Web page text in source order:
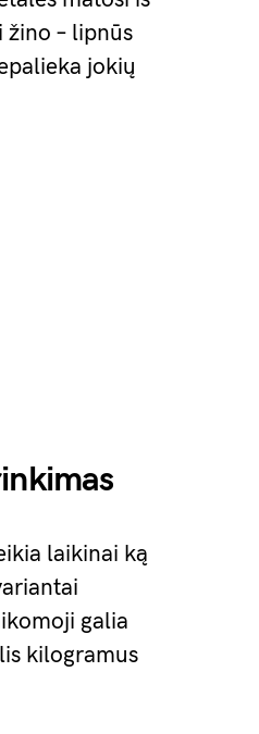
žino – lipnūs
jokių
laikinai ką
galia
kilogramus